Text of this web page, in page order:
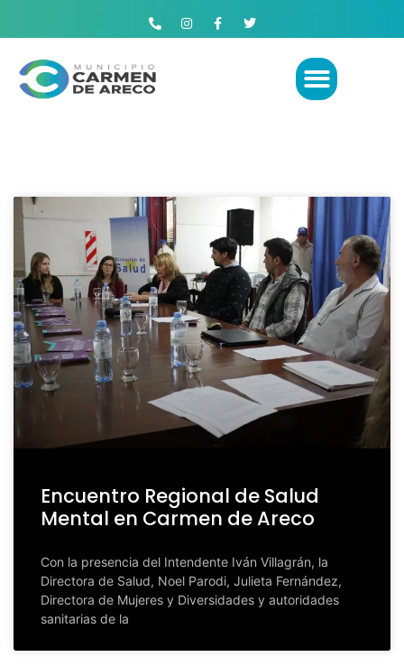
Encuentro Regional de Salud
Mental en Carmen de Areco
Con la presencia del Intendente Iván Villagrán, la
Directora de Salud, Noel Parodi, Julieta Fernández,
Directora de Mujeres y Diversidades y autoridades
sanitarias de la